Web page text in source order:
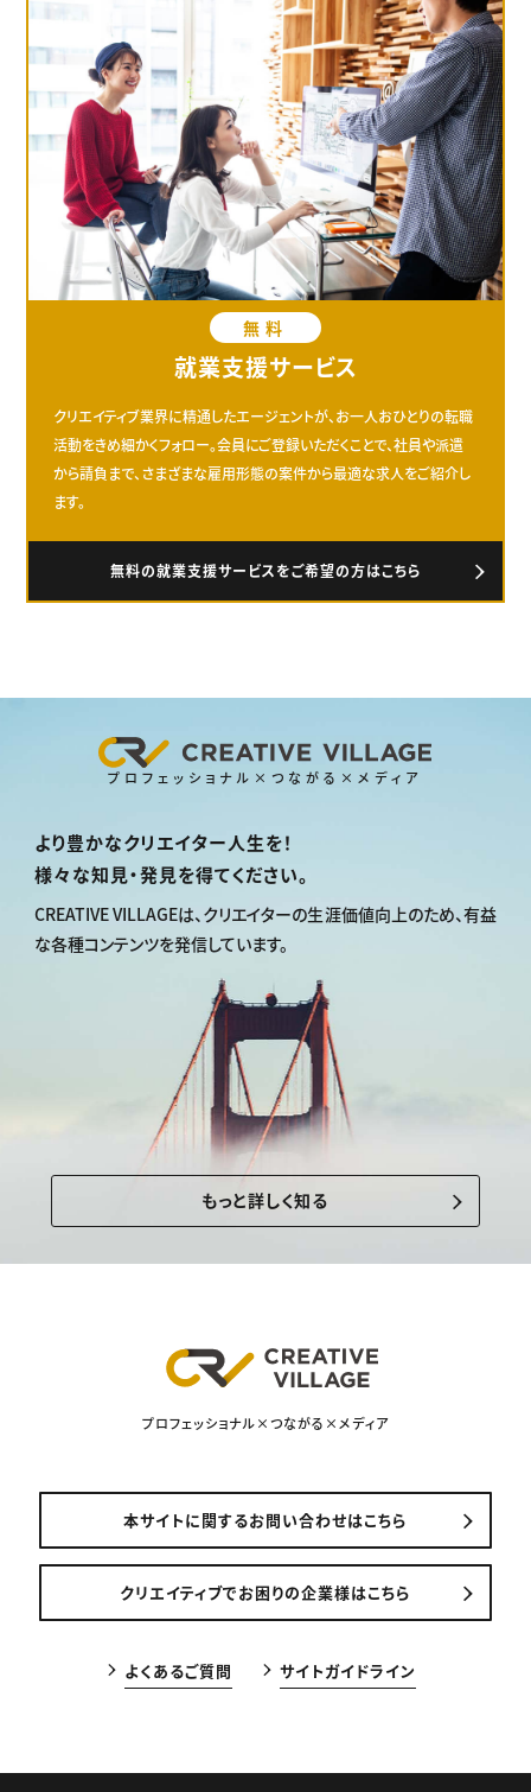
無料
就業支援サービス
クリエイティブ業界に精通したエージェントが、お一人おひとりの転職
活動をきめ細かくフォロー。会員にご登録いただくことで、社員や派遣
から請負まで、さまざまな雇用形態の案件から最適な求人をご紹介し
ます。
無料の就業支援サービスをご希望の方はこちら
プロフェッショナル×つながる×メディア
より豊かなクリエイター人生を！
様々な知見・発見を得てください。
CREATIVE VILLAGEは、 クリエイターの生涯価値向上のため、有益
な各種コンテンツを発信しています。
もっと詳しく知る
プロフェッショナル×つながる×メディア
本サイトに関するお問い合わせはこちら
クリエイティブでお困りの企業様はこちら
よくあるご質問 サイトガイドライン